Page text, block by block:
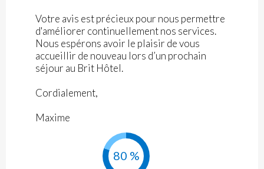
Votre avis est précieux pour nous permettre
d'améliorer continuellement nos services.
Nous espérons avoir le plaisir de vous
accueillir de nouveau lors d’un prochain
séjour au Brit Hôtel.
Cordialement,
Maxime
80 %